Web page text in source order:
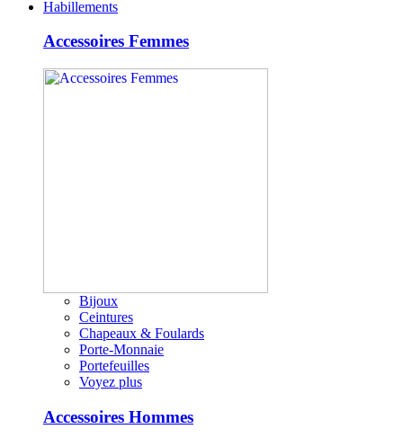
Habillements
Accessoires Femmes
Bijoux
Ceintures
Chapeaux & Foulards
Porte-Monnaie
Portefeuilles
Voyez plus
Accessoires Hommes